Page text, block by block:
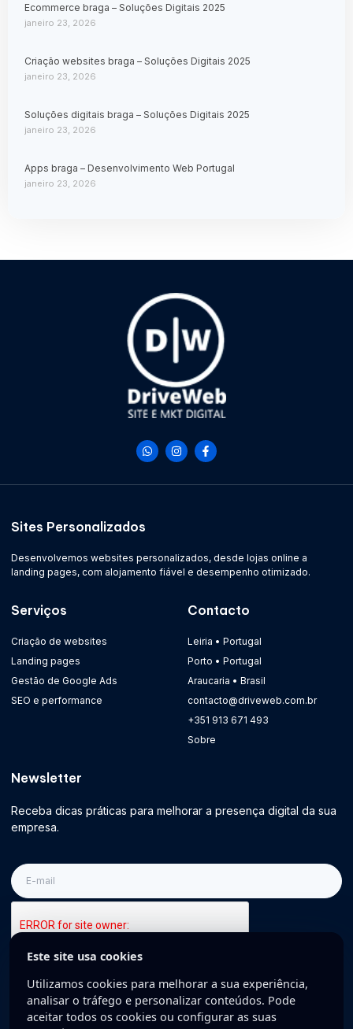
Ecommerce braga – Soluções Digitais 2025
janeiro 23, 2026
Criação websites braga – Soluções Digitais 2025
janeiro 23, 2026
Soluções digitais braga – Soluções Digitais 2025
janeiro 23, 2026
Apps braga – Desenvolvimento Web Portugal
janeiro 23, 2026
Sites Personalizados
Desenvolvemos websites personalizados, desde lojas online a
landing pages, com alojamento fiável e desempenho otimizado.
Serviços
Criação de websites
Landing pages
Gestão de Google Ads
SEO e performance
Contacto
Leiria • Portugal
Porto • Portugal
Araucaria • Brasil
contacto@driveweb.com.br
+351 913 671 493
Sobre
Newsletter
Receba dicas práticas para melhorar a presença digital da sua
empresa.
E-
mail
Inscreva-se
Este site usa cookies
Utilizamos cookies para melhorar a sua experiência,
analisar o tráfego e personalizar conteúdos. Pode
aceitar todos os cookies ou configurar as suas